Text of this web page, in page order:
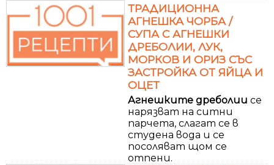
ТРАДИЦИОННА
АГНЕШКА ЧОРБА /
СУПА С АГНЕШКИ
ДРЕБОЛИИ, ЛУК,
МОРКОВ И ОРИЗ СЪС
ЗАСТРОЙКА ОТ ЯЙЦА И
ОЦЕТ
Агнешките дреболии се
нарязват на ситни
парчета, слагат се в
студена вода и се
посоляват щом се
отпени.